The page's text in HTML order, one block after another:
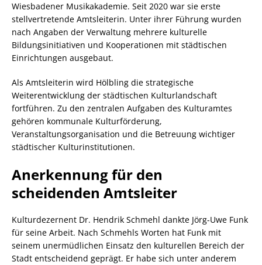
Wiesbadener Musikakademie. Seit 2020 war sie erste
stellvertretende Amtsleiterin. Unter ihrer Führung wurden
nach Angaben der Verwaltung mehrere kulturelle
Bildungsinitiativen und Kooperationen mit städtischen
Einrichtungen ausgebaut.
Als Amtsleiterin wird Hölbling die strategische
Weiterentwicklung der städtischen Kulturlandschaft
fortführen. Zu den zentralen Aufgaben des Kulturamtes
gehören kommunale Kulturförderung,
Veranstaltungsorganisation und die Betreuung wichtiger
städtischer Kulturinstitutionen.
Anerkennung für den
scheidenden Amtsleiter
Kulturdezernent Dr. Hendrik Schmehl dankte Jörg-Uwe Funk
für seine Arbeit. Nach Schmehls Worten hat Funk mit
seinem unermüdlichen Einsatz den kulturellen Bereich der
Stadt entscheidend geprägt. Er habe sich unter anderem